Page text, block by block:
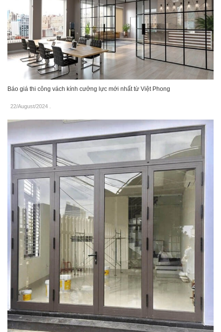
Báo giá thi công vách kính cưởng lực mới nhất từ Việt Phong
22/August/2024